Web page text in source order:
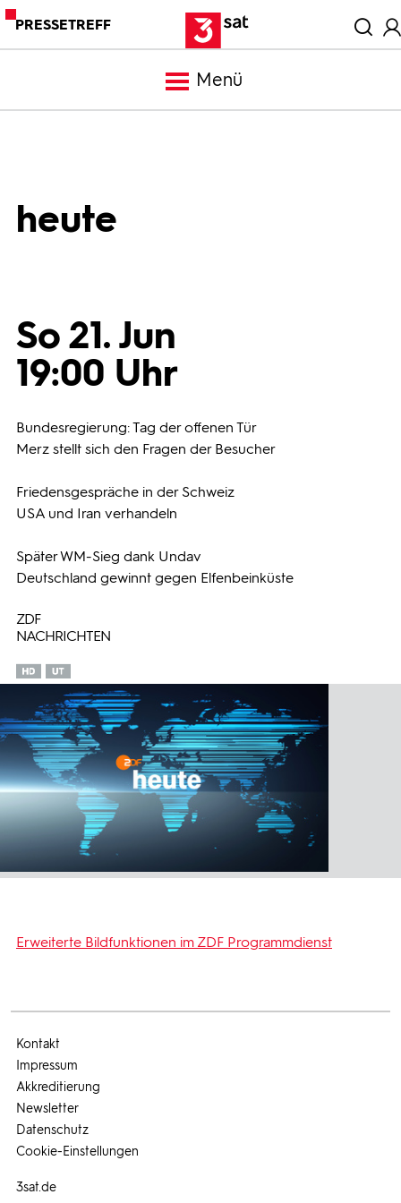
PRESSETREFF
Menü
Programmwochen
3sat
heute
So 21. Jun
19:00 Uhr
Bundesregierung: Tag der offenen Tür
Merz stellt sich den Fragen der Besucher
Friedensgespräche in der Schweiz
USA und Iran verhandeln
Später WM-Sieg dank Undav
Deutschland gewinnt gegen Elfenbeinküste
ZDF
NACHRICHTEN
Erweiterte Bildfunktionen im ZDF Programmdienst
3sat.de
Kontakt
Impressum
Akkreditierung
Newsletter
Datenschutz
Cookie-Einstellungen